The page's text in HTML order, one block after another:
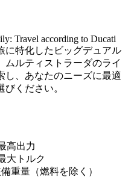
Travel according to Ducati
に特化したビッグデュアル
ムルティストラーダのライ
し、あなたのニーズに最適
びください。
高出力
大トルク
重量（燃料を除く）